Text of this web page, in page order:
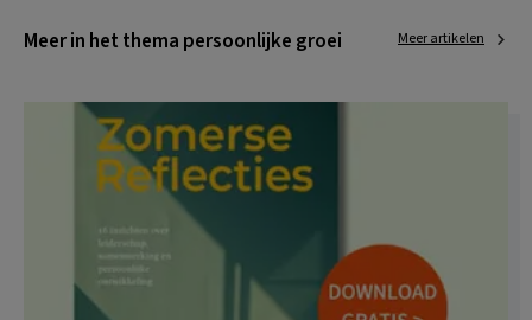
Meer in het thema persoonlijke groei Meer artikelen